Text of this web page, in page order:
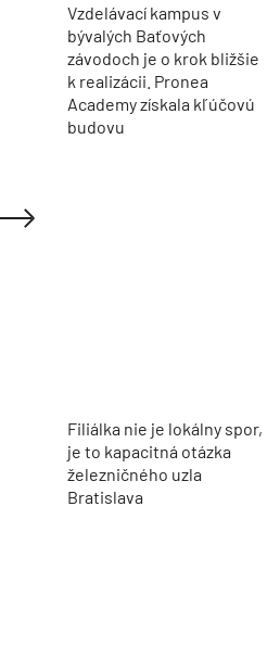
Vzdelávací kampus v
bývalých Baťových
závodoch je o krok bližšie
k realizácii. Pronea
Academy získala kľúčovú
budovu
Filiálka nie je lokálny spor,
je to kapacitná otázka
železničného uzla
Bratislava